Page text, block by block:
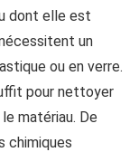
dont elle est
un
ou en verre.
pour nettoyer
matériau. De
chimiques